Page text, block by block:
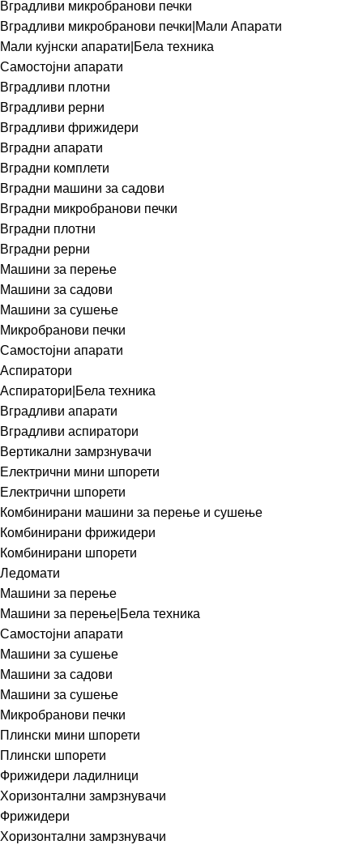
Вградливи микробранови печки
Вградливи микробранови печки|Мали Апарати
Мали кујнски апарати|Бела техника
Самостојни апарати
Вградливи плотни
Вградливи рерни
Вградливи фрижидери
Вградни апарати
Вградни комплети
Вградни машини за садови
Вградни микробранови печки
Вградни плотни
Вградни рерни
Машини за перење
Машини за садови
Машини за сушење
Микробранови печки
Самостојни апарати
Аспиратори
Аспиратори|Бела техника
Вградливи апарати
Вградливи аспиратори
Вертикални замрзнувачи
Електрични мини шпорети
Електрични шпорети
Комбинирани машини за перење и сушење
Комбинирани фрижидери
Комбинирани шпорети
Ледомати
Машини за перење
Машини за перење|Бела техника
Самостојни апарати
Машини за сушење
Машини за садови
Машини за сушење
Микробранови печки
Плински мини шпорети
Плински шпорети
Фрижидери ладилници
Хоризонтални замрзнувачи
Фрижидери
Хоризонтални замрзнувачи